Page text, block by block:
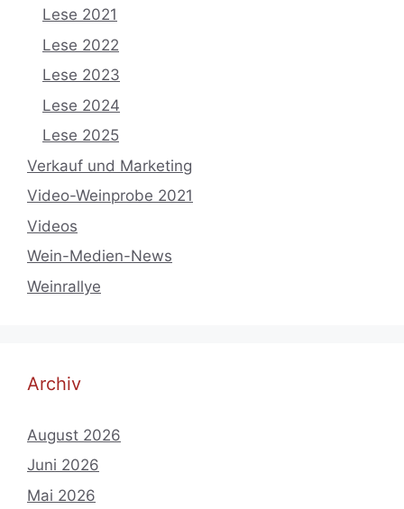
Lese 2021
Lese 2022
Lese 2023
Lese 2024
Lese 2025
Verkauf und Marketing
Video-Weinprobe 2021
Videos
Wein-Medien-News
Weinrallye
Archiv
August 2026
Juni 2026
Mai 2026